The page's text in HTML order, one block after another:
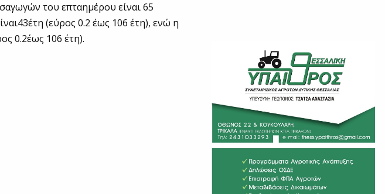
του επταημέρου είναι 65
(εύρος 0.2 έως 106 έτη), ενώ η
0.2έως 106 έτη).